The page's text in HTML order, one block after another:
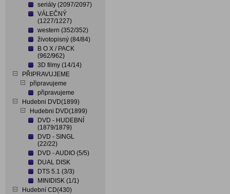
seriály (2097/2097)
VÁLEČNÝ
(1227/1227)
western (352/352)
životopisný (84/84)
B O X / PACK
(962/962)
3D filmy (14/14)
PŘIPRAVUJEME
připravujeme
připravujeme
Hudebni DVD(1899)
Hudebni DVD(1899)
DVD - HUDEBNÍ
(1879/1879)
DVD - SINGL
(22/22)
DVD - AUDIO (5/5)
DUAL DISK
DTS 5.1 (3/3)
MINIDISK (1/1)
Hudební CD(430)